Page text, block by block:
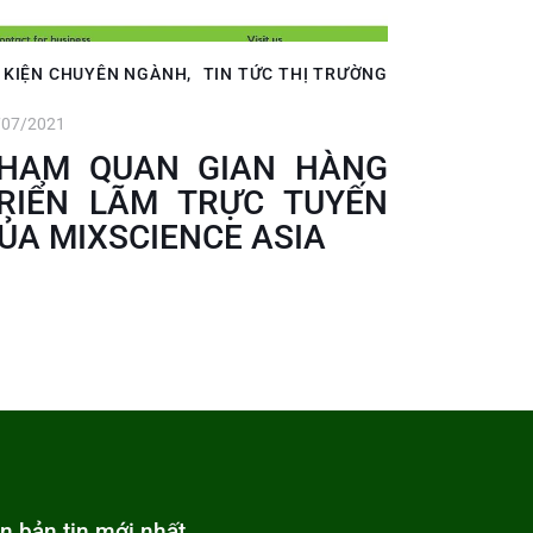
KIỆN CHUYÊN NGÀNH, TIN TỨC THỊ TRƯỜNG
2021
QUAN GIAN HÀNG
LÃM TRỰC TUYẾN
MIXSCIENCE ASIA